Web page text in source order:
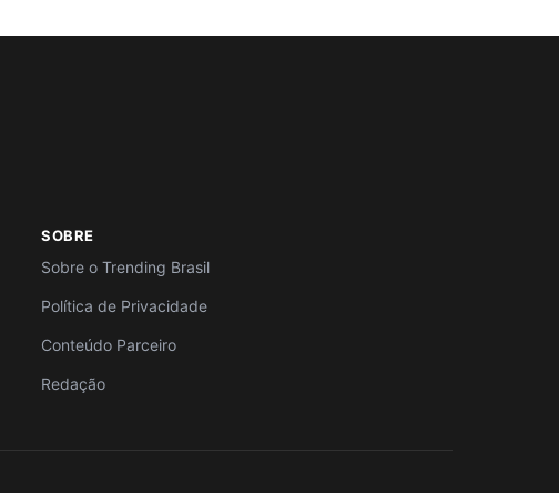
SOBRE
Sobre o Trending Brasil
Política de Privacidade
Conteúdo Parceiro
Redação